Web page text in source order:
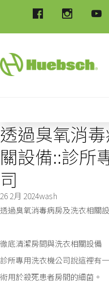
透過臭氧消
關設備::診所
司
26 2月 2024wash
透過臭氧消毒病房及洗衣相關
徹底清潔房間與洗衣相關設備
診所專用洗衣機公司說這裡有
術用於殺死患者房間的細菌。